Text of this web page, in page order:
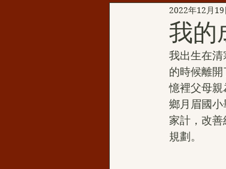
第三世多杰羌佛辦公室
H.H.三世多杰羌佛的聖
我的
2022年12月19
我出生在
的時候離
憶裡父母
鄉月眉國
家計，改
規劃。